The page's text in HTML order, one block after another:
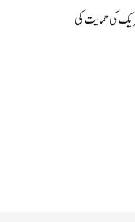
کی حمایت کی